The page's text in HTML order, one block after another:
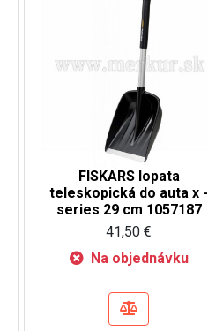
FISKARS lopata
teleskopická do auta x -
series 29 cm 1057187
41,50 €
Na objednávku